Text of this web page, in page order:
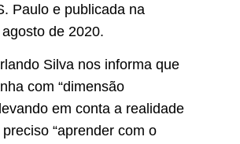
Paulo e publicada na
de 2020.
Silva nos informa que
com “dimensão
em conta a realidade
preciso “aprender com o